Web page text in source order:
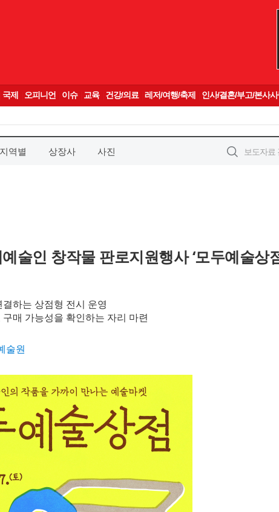
지역별 상장사 사진
술인 창작물 판로지원행사 ‘모두예술상
하는 상점형 전시 운영
매 가능성을 확인하는 자리 마련
술원